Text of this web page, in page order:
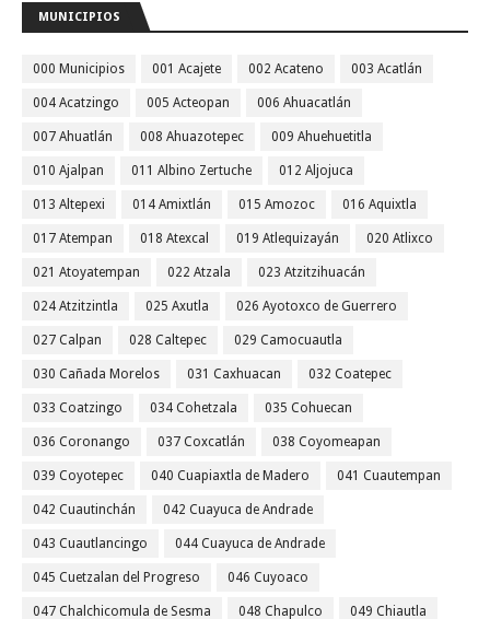
MUNICIPIOS
000 Municipios 001 Acajete 002 Acateno 003 Acatlán
004 Acatzingo 005 Acteopan 006 Ahuacatlán
007 Ahuatlán 008 Ahuazotepec 009 Ahuehuetitla
010 Ajalpan 011 Albino Zertuche 012 Aljojuca
013 Altepexi 014 Amixtlán 015 Amozoc 016 Aquixtla
017 Atempan 018 Atexcal 019 Atlequizayán 020 Atlixco
021 Atoyatempan 022 Atzala 023 Atzitzihuacán
024 Atzitzintla 025 Axutla 026 Ayotoxco de Guerrero
027 Calpan 028 Caltepec 029 Camocuautla
030 Cañada Morelos 031 Caxhuacan 032 Coatepec
033 Coatzingo 034 Cohetzala 035 Cohuecan
036 Coronango 037 Coxcatlán 038 Coyomeapan
039 Coyotepec 040 Cuapiaxtla de Madero 041 Cuautempan
042 Cuautinchán 042 Cuayuca de Andrade
043 Cuautlancingo 044 Cuayuca de Andrade
045 Cuetzalan del Progreso 046 Cuyoaco
047 Chalchicomula de Sesma 048 Chapulco 049 Chiautla